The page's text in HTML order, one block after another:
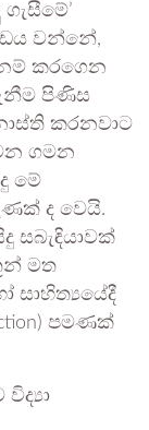
වන්නේ,
කරගෙන
පිණිස
කරනවාට
ගමන
මේ
ද වෙයි.
සබැඳියාවක්
මත
සාහිත්‍යයේදී
පමණක්